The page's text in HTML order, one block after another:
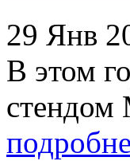
29 Янв
В этом
стендом